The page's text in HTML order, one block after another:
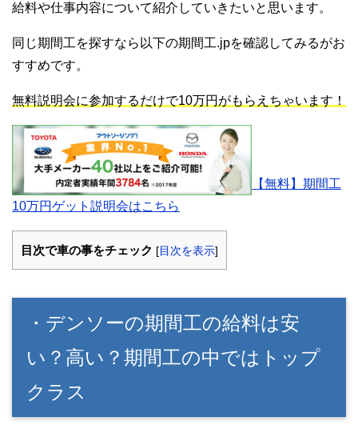
給料や仕事内容について紹介していきたいと思います。
同じ期間工を探すなら以下の期間工.jpを確認してみるがお
すすめです。
無料説明会に参加するだけで10万円がもらえちゃいます！
【無料】期間工
10万円ゲット説明会はこちら
目次で車の事をチェック [ 目次を表示]
・デンソーの期間工の給料は安
い？高い？期間工の中ではトップ
クラス